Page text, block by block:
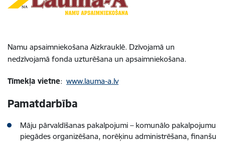
Namu apsaimniekošana Aizkrauklē. Dzīvojamā un
nedzīvojamā fonda uzturēšana un apsaimniekošana.
Tīmekļa vietne: www.lauma-a.lv
Pamatdarbība
Māju pārvaldīšanas pakalpojumi – komunālo pakalpojumu
piegādes organizēšana, norēķinu administrēšana, finanšu